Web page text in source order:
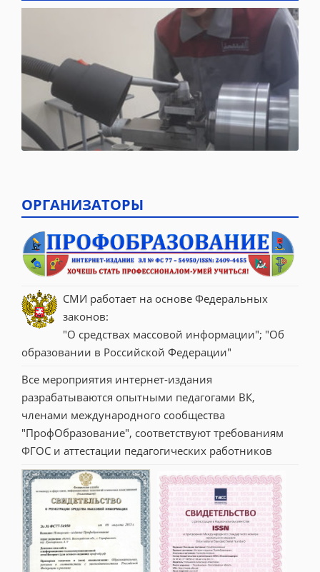
ОРГАНИЗАТОРЫ
СМИ работает на основе Федеральных
законов:
"О средствах массовой информации"; "Об
образовании в Российской Федерации"
Все мероприятия интернет-издания
разрабатываются опытными педагогами ВК,
членами международного сообщества
"ПрофОбразование", соответствуют требованиям
ФГОС и аттестации педагогических работников